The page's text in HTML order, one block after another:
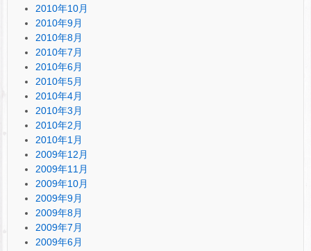
2010年10月
2010年9月
2010年8月
2010年7月
2010年6月
2010年5月
2010年4月
2010年3月
2010年2月
2010年1月
2009年12月
2009年11月
2009年10月
2009年9月
2009年8月
2009年7月
2009年6月